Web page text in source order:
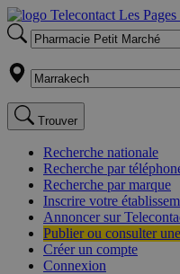
Trouver
Recherche nationale
Recherche par
Recherche par marque
Inscrire votre
Annoncer sur
Publier ou consulter
Créer un compte
Connexion